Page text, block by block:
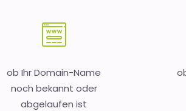
ob Ihr Domain-Name
noch bekannt oder
abgelaufen ist